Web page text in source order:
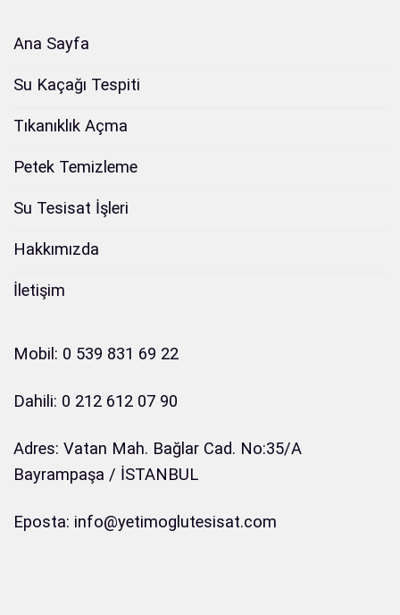
Ana Sayfa
Su Kaçağı Tespiti
Tıkanıklık Açma
Petek Temizleme
Su Tesisat İşleri
Hakkımızda
İletişim
Mobil: 0 539 831 69 22
Dahili: 0 212 612 07 90
Adres: Vatan Mah. Bağlar Cad. No:35/A
Bayrampaşa / İSTANBUL
Eposta: info@yetimoglutesisat.com